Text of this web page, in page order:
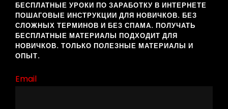
БЕСПЛАТНЫЕ УРОКИ ПО ЗАРАБОТКУ В ИНТЕРНЕТЕ
ПОШАГОВЫЕ ИНСТРУКЦИИ ДЛЯ НОВИЧКОВ. БЕЗ
СЛОЖНЫХ ТЕРМИНОВ И БЕЗ СПАМА. ПОЛУЧАТЬ
БЕСПЛАТНЫЕ МАТЕРИАЛЫ ПОДХОДИТ ДЛЯ
НОВИЧКОВ. ТОЛЬКО ПОЛЕЗНЫЕ МАТЕРИАЛЫ И
ОПЫТ.
Email